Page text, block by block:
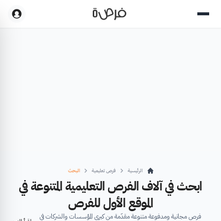
الرئيسية فرص تعليمية البحث
ابحث في آلاف الفرص التعليمية المتنوعة في
الموقع الأول للفرص
فرص مجانية ومدفوعة متنوعة مقدّمة من كبرى المؤسسات والشركات في